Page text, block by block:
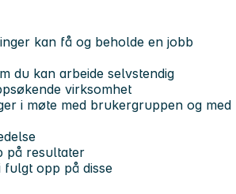
kan få og beholde en jobb
du kan arbeide selvstendig
virksomhet
i møte med brukergruppen og med
på resultater
fulgt opp på disse